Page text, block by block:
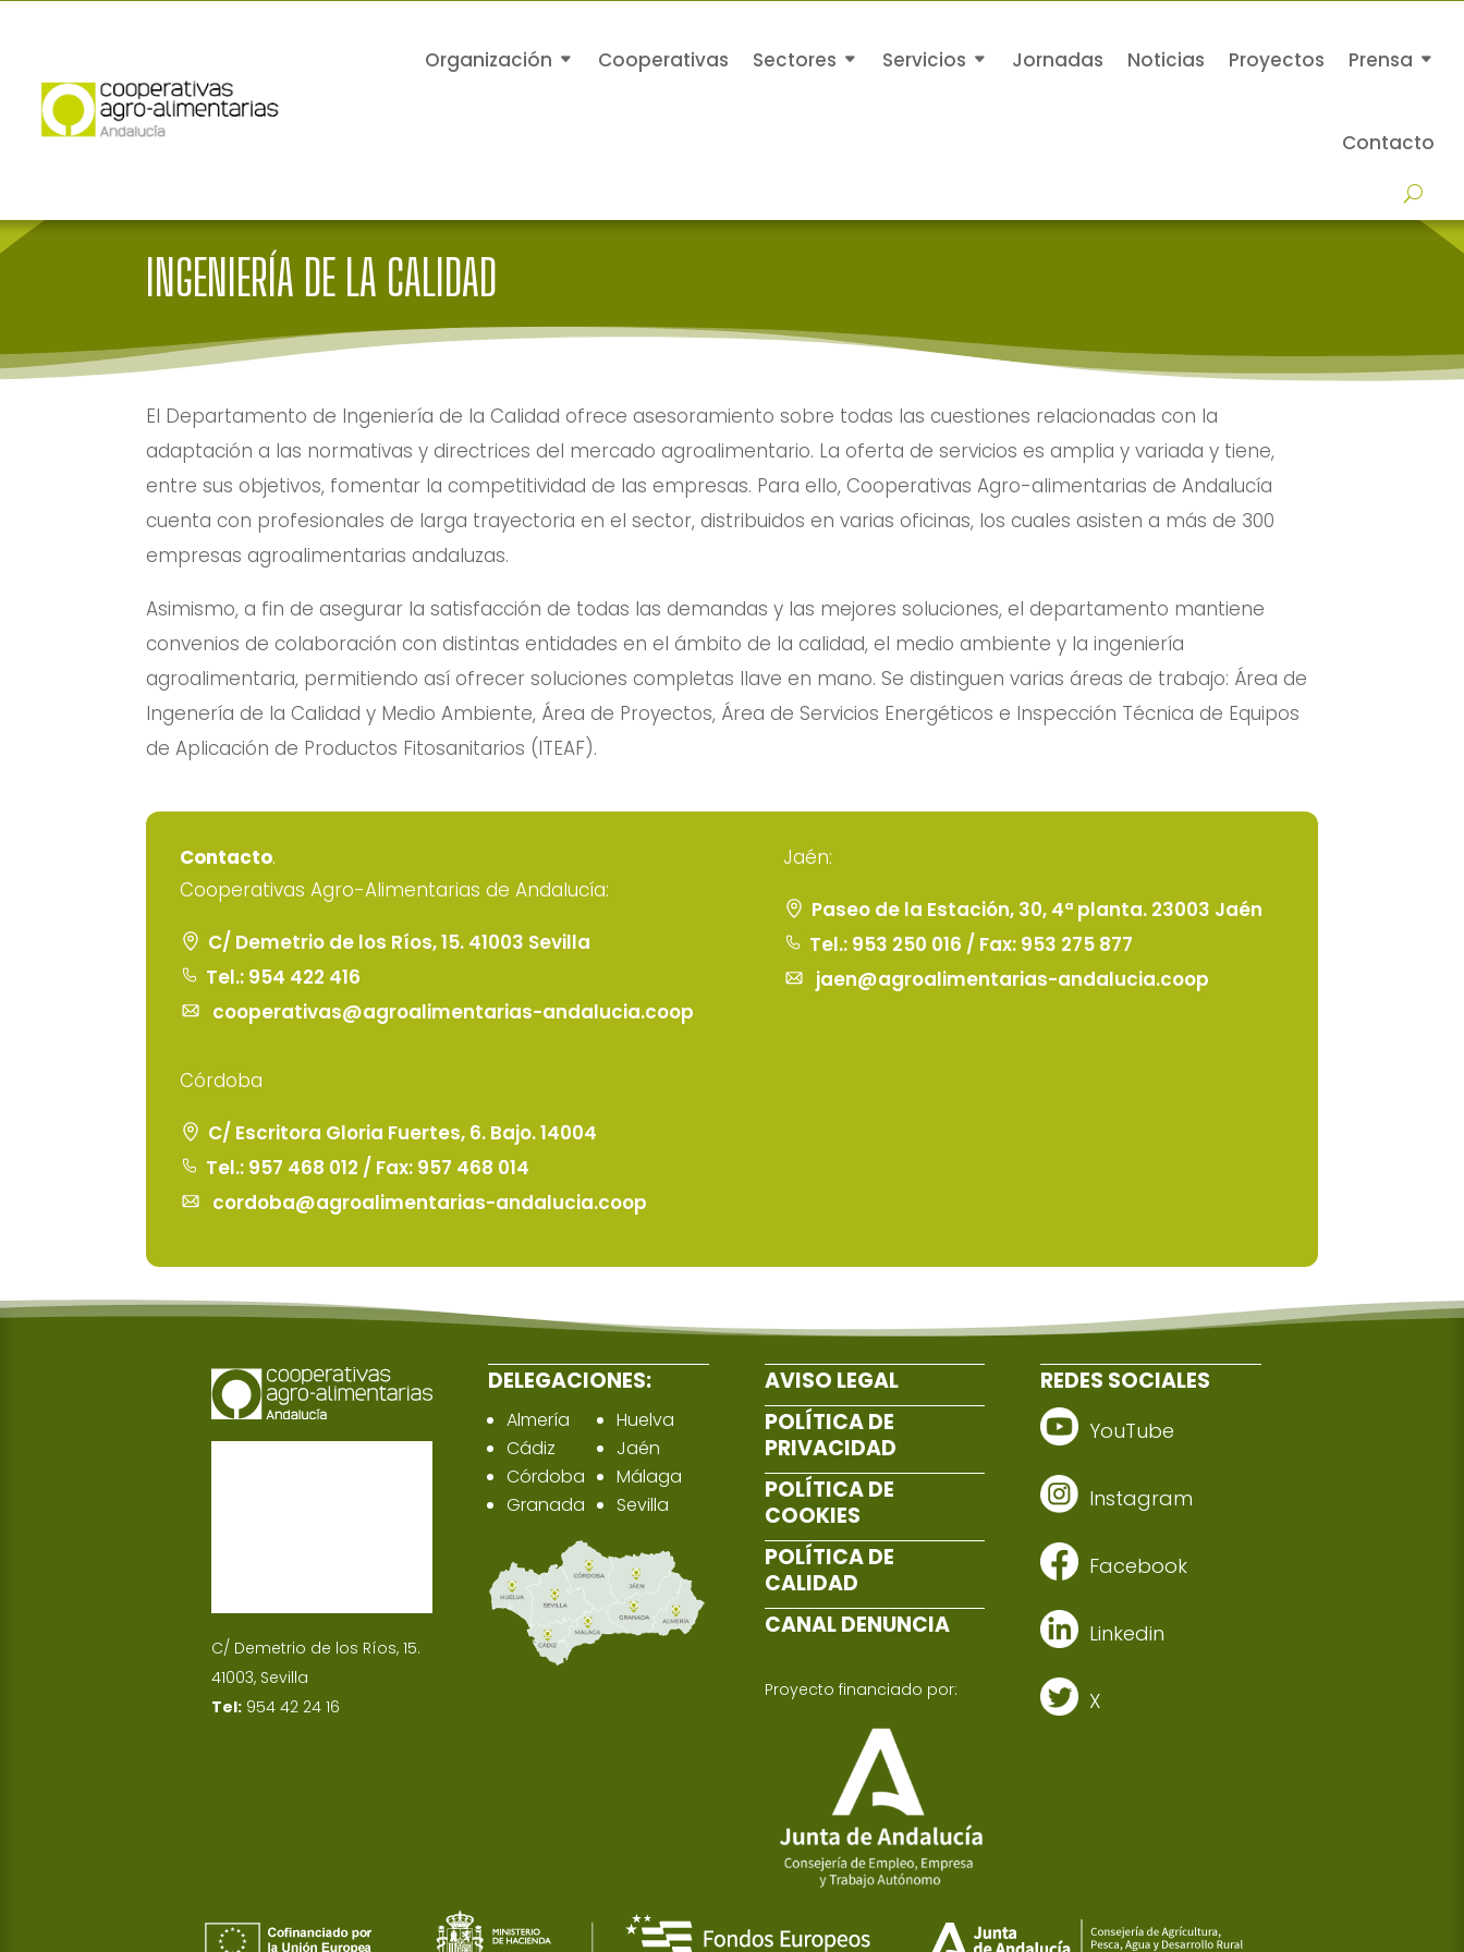
Organización Cooperativas Sectores Servicios Jornadas Noticias Proyectos Prensa
Contacto
INGENIERÍA DE LA CALIDAD
El Departamento de Ingeniería de la Calidad ofrece asesoramiento sobre todas las cuestiones relacionadas con la
adaptación a las normativas y directrices del mercado agroalimentario. La oferta de servicios es amplia y variada y tiene,
entre sus objetivos, fomentar la competitividad de las empresas. Para ello, Cooperativas Agro-alimentarias de Andalucía
cuenta con profesionales de larga trayectoria en el sector, distribuidos en varias oficinas, los cuales asisten a más de 300
empresas agroalimentarias andaluzas.
Asimismo, a fin de asegurar la satisfacción de todas las demandas y las mejores soluciones, el departamento mantiene
convenios de colaboración con distintas entidades en el ámbito de la calidad, el medio ambiente y la ingeniería
agroalimentaria, permitiendo así ofrecer soluciones completas llave en mano. Se distinguen varias áreas de trabajo: Área de
Ingenería de la Calidad y Medio Ambiente, Área de Proyectos, Área de Servicios Energéticos e Inspección Técnica de Equipos
de Aplicación de Productos Fitosanitarios (ITEAF).
Contacto.
Cooperativas Agro-Alimentarias de Andalucía:
C/ Demetrio de los Ríos, 15. 41003 Sevilla
Tel.: 954 422 416
cooperativas@agroalimentarias-andalucia.coop
Córdoba
C/ Escritora Gloria Fuertes, 6. Bajo. 14004
Tel.: 957 468 012 / Fax: 957 468 014
cordoba@agroalimentarias-andalucia.coop
Jaén:
Paseo de la Estación, 30, 4ª planta. 23003 Jaén
Tel.: 953 250 016 / Fax: 953 275 877
jaen@agroalimentarias-andalucia.coop
C/ Demetrio de los Ríos, 15.
41003, Sevilla
Tel: 954 42 24 16
DELEGACIONES:
Almería
Cádiz
Córdoba
Granada
Huelva
Jaén
Málaga
Sevilla
AVISO LEGAL
POLÍTICA DE
PRIVACIDAD
POLÍTICA DE
COOKIES
POLÍTICA DE
CALIDAD
CANAL DENUNCIA
Proyecto financiado por:
REDES SOCIALES
YouTube
Instagram
Facebook
Linkedin
X